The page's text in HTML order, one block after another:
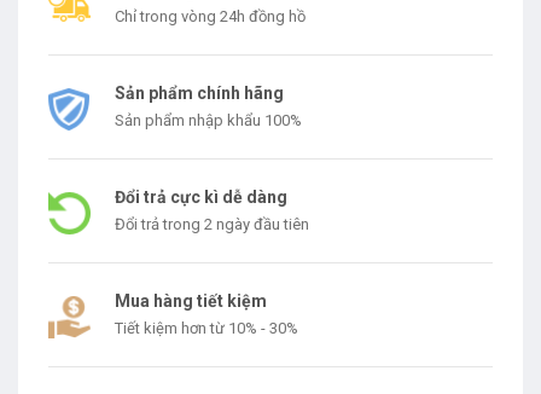
Chỉ trong vòng 24h đồng hồ
Sản phẩm chính hãng
Sản phẩm nhập khẩu 100%
Đổi trả cực kì dễ dàng
Đổi trả trong 2 ngày đầu tiên
Mua hàng tiết kiệm
Tiết kiệm hơn từ 10% - 30%